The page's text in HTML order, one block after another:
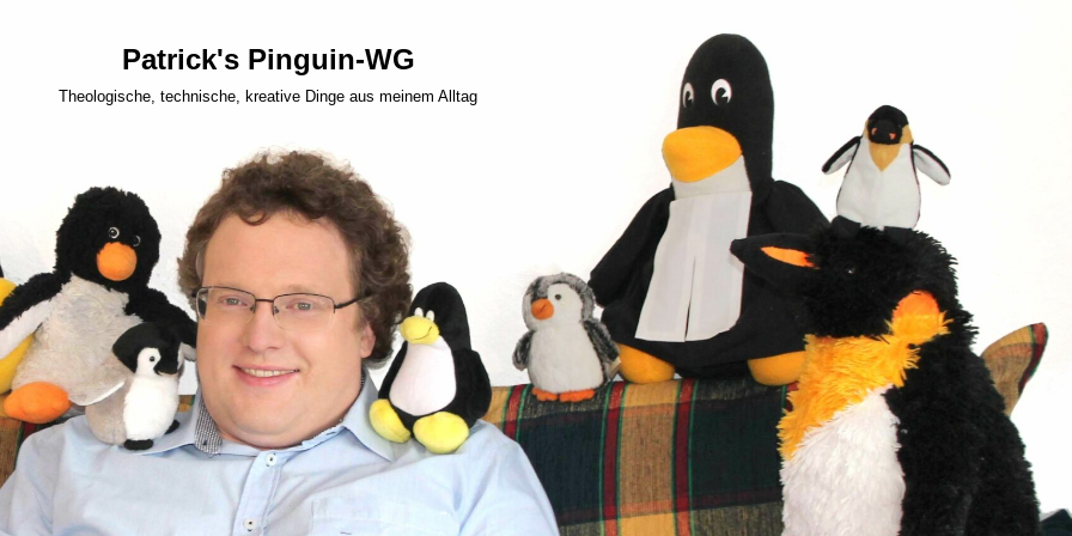
Patrick's Pinguin-WG
Theologische, technische, kreative Dinge aus meinem Alltag